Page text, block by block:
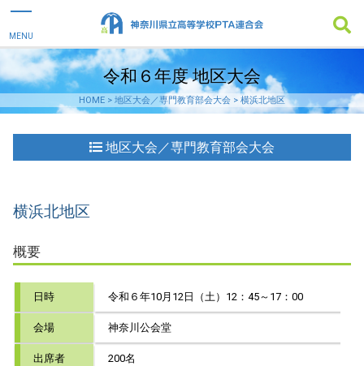
令和６年度 地区大会
HOME > 地区大会／専門教育部会大会 > 横浜北地区
横浜北地区
概要
日時 令和６年10月12日（土）12：45～17：00
会場 神奈川公会堂
出席者 200名
地区大会／専門教育部会大会